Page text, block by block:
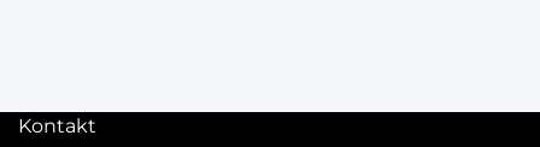
Kontakt